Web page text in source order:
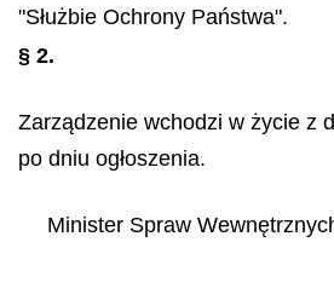
"Służbie Ochrony Państwa".
§ 2.
Zarządzenie wchodzi w życie z
po dniu ogłoszenia.
Minister Spraw